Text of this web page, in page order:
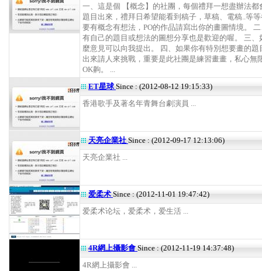
一、這是個 【概念】的社團，每個禮拜一想盡辦法都
題目出來，禮拜日希望能看到稿子，草稿、電稿..等
要有概念有想法，PO的作品請寫出你的畫圖情境。
有自己的題目或想法的圖想分享也是歡迎的喔。 三、
麼意見可以向我提出。 四、如果你有特別想要畫的題
出來請人來挑戰，重要是此社團是練習畫畫，私心無
OK齁。 ...
ET星球Since : (2012-08-12 19:15:33)
香港歌手及著名年青舞台劇演員 ...
天亮企業社Since : (2012-09-17 12:13:06)
天亮企業社 ...
爱柔术Since : (2012-11-01 19:47:42)
爱柔术论坛，爱柔术，爱生活 ...
4R網上攝影會 Since : (2012-11-19 14:37:48)
4R網上攝影會 ...